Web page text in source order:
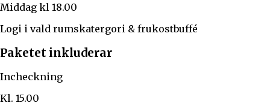
Middag kl 18.00
Logi i vald rumskatergori & frukostbuffé
Paketet inkluderar
Incheckning
Kl. 15.00